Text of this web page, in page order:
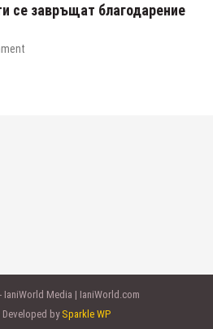
се завръщат благодарение
Media | IaniWorld.com
Developed by Sparkle WP